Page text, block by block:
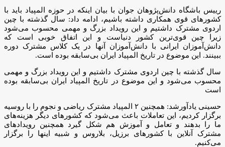
رییس باشگاه دانش‌پژوهان جوان با بیان اینکه در حوزه المپیاد باید با
کشورهای قوی همکاری داشته باشیم، ادامه داد: سال گذشته با چین
اردوی مشترک داشتیم و این رویداد بزرگ و مهمی محسوب می‌شود
زیرا چین قوی‌ترین کشور دنیاست و این اتفاق خوبی است که
دانش‌آموزان ایرانی با دانش‌آموزان آنها در یک کلاس مشترک دوره
ببینند. این موضوع در تاریخ المپیاد ایران بی‌سابقه بوده است.
سال گذشته با چین اردوی مشترک داشتیم و این رویداد بزرگ و مهمی
محسوب می‌شود و این موضوع در تاریخ المپیاد ایران بی‌سابقه بوده
است
حسینی یادآورشد: همچنین ۲ المپیاد مشترک ریاضی و نجوم را با روسیه
برگزار کردیم، این تعاملات باعث می‌شود که کشورهای دیگر هزینه‌های
ما را بدهند و تعامل و آموزش هم شکل گیرد همچنین رویدادهای
مشترک آنلاین با کشورهای برزیل، بلاروس و شبیه اینها را برگزار
می‌کنیم.